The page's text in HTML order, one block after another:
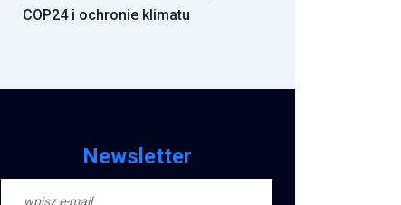
COP24 i ochronie klimatu
Newsletter